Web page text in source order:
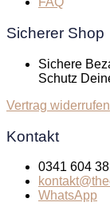
Sicherer Shop
Sichere
Schutz
Vertrag widerrufen
Kontakt
0341 604
WhatsApp